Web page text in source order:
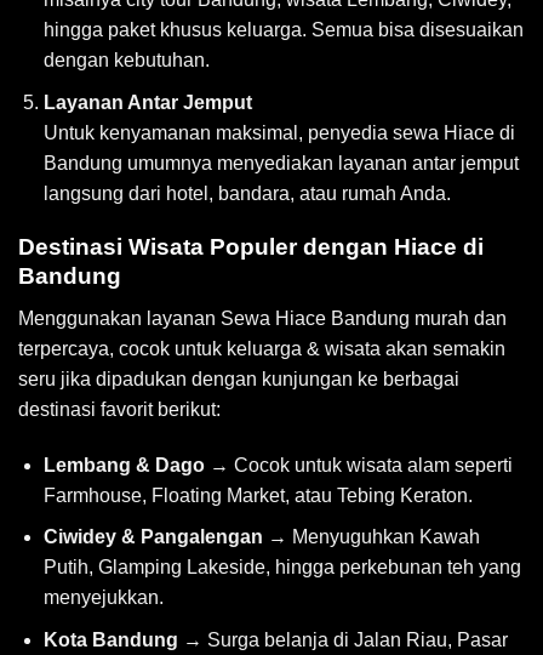
hingga paket khusus keluarga. Semua bisa disesuaikan
dengan kebutuhan.
Layanan Antar Jemput
Untuk kenyamanan maksimal, penyedia sewa Hiace di
Bandung umumnya menyediakan layanan antar jemput
langsung dari hotel, bandara, atau rumah Anda.
Destinasi Wisata Populer dengan Hiace di
Bandung
Menggunakan layanan Sewa Hiace Bandung murah dan
terpercaya, cocok untuk keluarga & wisata akan semakin
seru jika dipadukan dengan kunjungan ke berbagai
destinasi favorit berikut:
Lembang & Dago→ Cocok untuk wisata alam seperti
Farmhouse, Floating Market, atau Tebing Keraton.
Ciwidey & Pangalengan → Menyuguhkan Kawah
Putih, Glamping Lakeside, hingga perkebunan teh yang
menyejukkan.
Kota Bandung → Surga belanja di Jalan Riau, Pasar